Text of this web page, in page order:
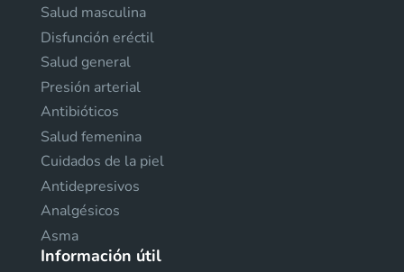
Salud masculina
Disfunción eréctil
Salud general
Presión arterial
Antibióticos
Salud femenina
Cuidados de la piel
Antidepresivos
Analgésicos
Asma
Información útil